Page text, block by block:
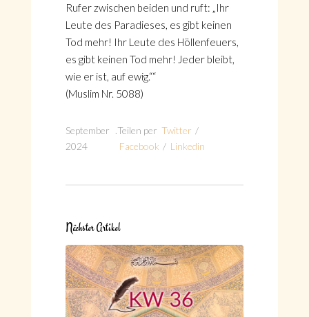
Rufer zwischen beiden und ruft: „Ihr
Leute des Paradieses, es gibt keinen
Tod mehr! Ihr Leute des Höllenfeuers,
es gibt keinen Tod mehr! Jeder bleibt,
wie er ist, auf ewig.““
(Muslim Nr. 5088)
September
2024
.Teilen per Twitter /
Facebook / Linkedin
Nächster Artikel